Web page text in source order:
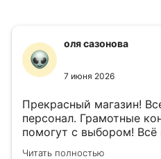
оля сазонова
7 июня 2026
Прекрасный магазин!
персонал. Грамотные
помогут с выбором! Всё
назначенный день!
Читать полностью